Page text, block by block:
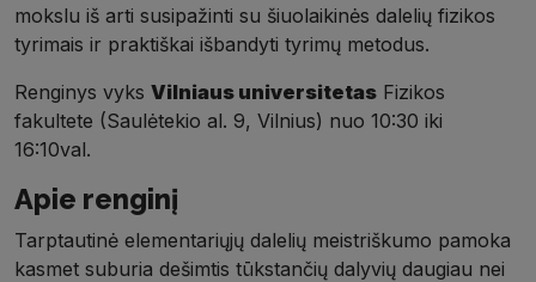
mokslu iš arti susipažinti su šiuolaikinės dalelių fizikos
tyrimais ir praktiškai išbandyti tyrimų metodus.
Renginys vyks Vilniaus universitetas Fizikos
fakultete (Saulėtekio al. 9, Vilnius) nuo 10:30 iki
16:10val.
Apie renginį
Tarptautinė elementariųjų dalelių meistriškumo pamoka
kasmet suburia dešimtis tūkstančių dalyvių daugiau nei